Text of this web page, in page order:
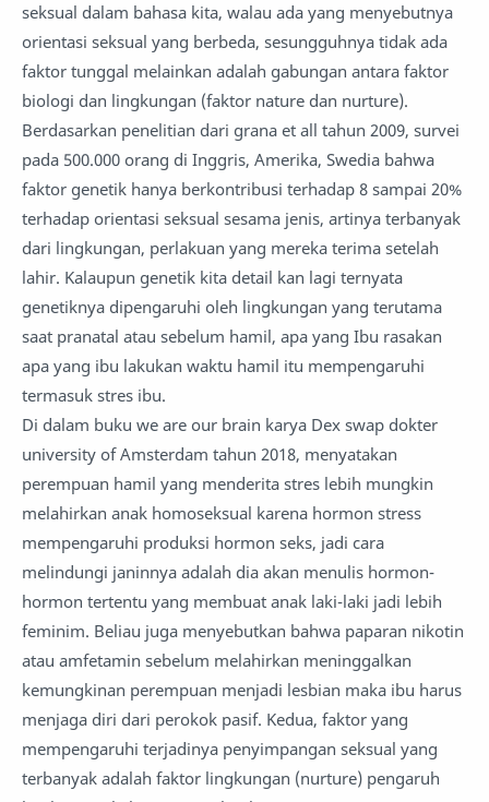
seksual dalam bahasa kita, walau ada yang menyebutnya
orientasi seksual yang berbeda, sesungguhnya tidak ada
faktor tunggal melainkan adalah gabungan antara faktor
biologi dan lingkungan (faktor nature dan nurture).
Berdasarkan penelitian dari grana et all tahun 2009, survei
pada 500.000 orang di Inggris, Amerika, Swedia bahwa
faktor genetik hanya berkontribusi terhadap 8 sampai 20%
terhadap orientasi seksual sesama jenis, artinya terbanyak
dari lingkungan, perlakuan yang mereka terima setelah
lahir. Kalaupun genetik kita detail kan lagi ternyata
genetiknya dipengaruhi oleh lingkungan yang terutama
saat pranatal atau sebelum hamil, apa yang Ibu rasakan
apa yang ibu lakukan waktu hamil itu mempengaruhi
termasuk stres ibu.
Di dalam buku we are our brain karya Dex swap dokter
university of Amsterdam tahun 2018, menyatakan
perempuan hamil yang menderita stres lebih mungkin
melahirkan anak homoseksual karena hormon stress
mempengaruhi produksi hormon seks, jadi cara
melindungi janinnya adalah dia akan menulis hormon-
hormon tertentu yang membuat anak laki-laki jadi lebih
feminim. Beliau juga menyebutkan bahwa paparan nikotin
atau amfetamin sebelum melahirkan meninggalkan
kemungkinan perempuan menjadi lesbian maka ibu harus
menjaga diri dari perokok pasif. Kedua, faktor yang
mempengaruhi terjadinya penyimpangan seksual yang
terbanyak adalah faktor lingkungan (nurture) pengaruh